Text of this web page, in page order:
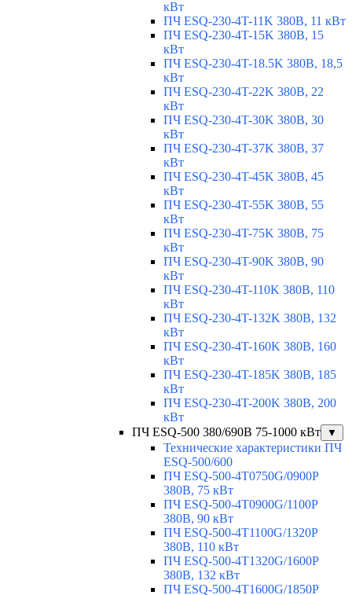
кВт
ПЧ ESQ-230-4T-11K 380В, 11 кВт
ПЧ ESQ-230-4T-15K 380В, 15
кВт
ПЧ ESQ-230-4T-18.5K 380В, 18,5
кВт
ПЧ ESQ-230-4T-22K 380В, 22
кВт
ПЧ ESQ-230-4T-30K 380В, 30
кВт
ПЧ ESQ-230-4T-37K 380В, 37
кВт
ПЧ ESQ-230-4T-45K 380В, 45
кВт
ПЧ ESQ-230-4T-55K 380В, 55
кВт
ПЧ ESQ-230-4T-75K 380В, 75
кВт
ПЧ ESQ-230-4T-90K 380В, 90
кВт
ПЧ ESQ-230-4T-110K 380В, 110
кВт
ПЧ ESQ-230-4T-132K 380В, 132
кВт
ПЧ ESQ-230-4T-160K 380В, 160
кВт
ПЧ ESQ-230-4T-185K 380В, 185
кВт
ПЧ ESQ-230-4T-200K 380В, 200
кВт
ПЧ ESQ-500 380/690В 75-1000 кВт
▼
Технические характеристики ПЧ
ESQ-500/600
ПЧ ESQ-500-4T0750G/0900P
380В, 75 кВт
ПЧ ESQ-500-4T0900G/1100P
380В, 90 кВт
ПЧ ESQ-500-4T1100G/1320P
380В, 110 кВт
ПЧ ESQ-500-4T1320G/1600P
380В, 132 кВт
ПЧ ESQ-500-4T1600G/1850P